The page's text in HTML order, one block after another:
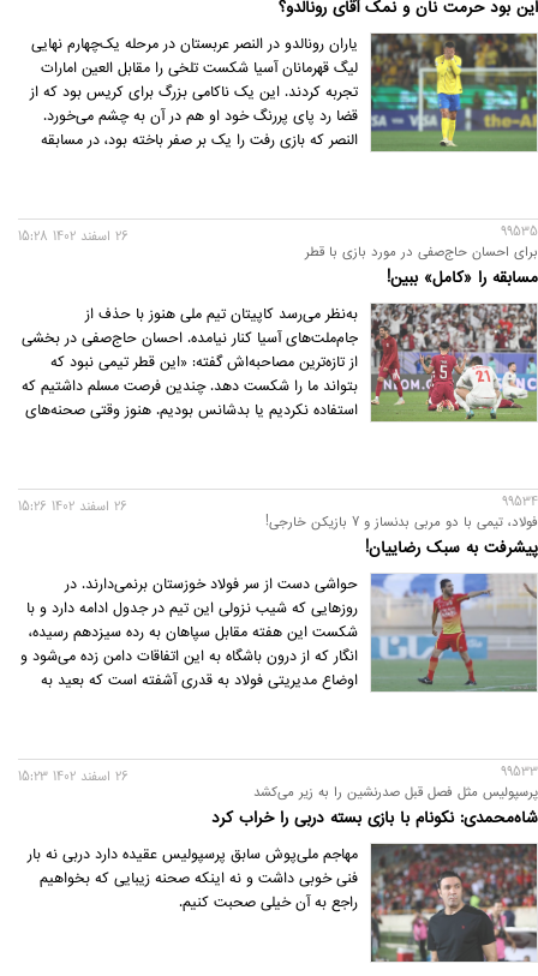
این بود حرمت نان و نمک آقای رونالدو؟
یاران رونالدو در النصر عربستان در مرحله یک‌چهارم نهایی
لیگ قهرمانان آسیا شکست تلخی را مقابل العین امارات
تجربه کردند. این یک ناکامی بزرگ برای کریس بود که از
قضا رد پای پررنگ خود او هم در آن به چشم می‌خورد.
النصر که بازی رفت را یک بر صفر باخته بود، در مسابقه
99535
برای احسان حاج‌صفی در مورد بازی با قطر
مسابقه را «کامل» ببین!
26 اسفند 1402 15:28
به‌نظر می‌رسد کاپیتان تیم ملی هنوز با حذف از
جام‌ملت‌های آسیا کنار نیامده. احسان حاج‌صفی در بخشی
از تازه‌ترین مصاحبه‌اش گفته: «این قطر تیمی نبود که
بتواند ما را شکست دهد. چندین فرصت مسلم داشتیم که
استفاده نکردیم یا بدشانس بودیم. هنوز وقتی صحنه‌های
99534
فولاد، تیمی با دو مربی بدنساز و 7 بازیکن خارجی!
پیشرفت به سبک رضاییان!
26 اسفند 1402 15:26
حواشی دست از سر فولاد خوزستان برنمی‌دارند. در
روزهایی که شیب نزولی این تیم در جدول ادامه دارد و با
شکست این هفته مقابل سپاهان به رده سیزدهم رسیده،
انگار که از درون باشگاه به این اتفاقات دامن زده می‌شود و
اوضاع مدیریتی فولاد به قدری آشفته است که بعید به
99533
پرسپولیس مثل فصل قبل صدرنشین را به زیر می‌کشد
شاه‌محمدی: نکونام با بازی بسته دربی را خراب کرد
26 اسفند 1402 15:23
مهاجم ملی‌پوش سابق پرسپولیس عقیده دارد دربی نه بار
فنی خوبی داشت و نه اینکه صحنه زیبایی که بخواهیم
راجع به آن خیلی صحبت کنیم.